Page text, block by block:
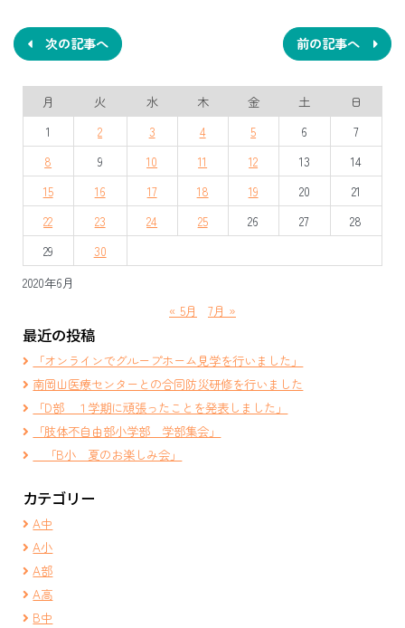
稿
ナ
ビ
ゲ
ー
シ
ョ
ン
前の記事へ
次の記事へ
2020年6月
月 火 水 木 金 土
日
1
2 3 4 5 6
7
8
9 10 11 12 13
14
15
16 17 18 19 20
21
22
23 24 25 26 27
28
29
30
« 5月 7月 »
最近の投稿
「オンラインでグループホーム見学を行いました」
南岡山医療センターとの合同防災研修を行いました
「D部 １学期に頑張ったことを発表しました」
「肢体不自由部小学部 学部集会」
「B小 夏のお楽しみ会」
カテゴリー
A中
A小
A部
A高
B中